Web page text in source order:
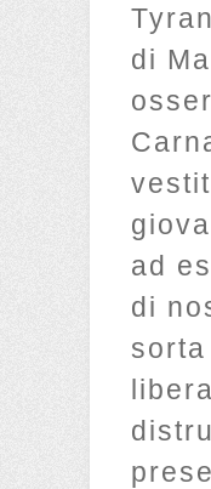
di
ad
di